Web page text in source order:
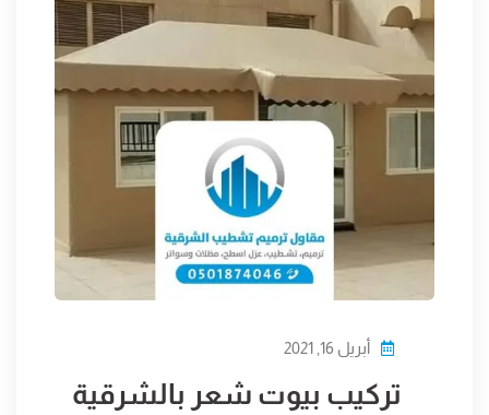
أبريل 16, 2021
تركيب بيوت شعر بالشرقية